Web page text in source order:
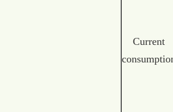
Current